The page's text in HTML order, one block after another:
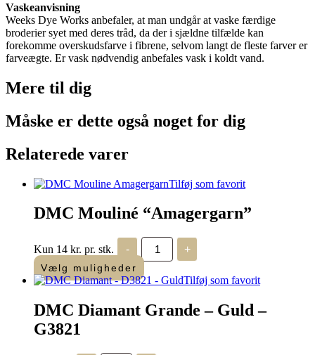
Vaskeanvisning
Weeks Dye Works anbefaler, at man undgår at vaske færdige
broderier syet med deres tråd, da der i sjældne tilfælde kan
forekomme overskudsfarve i fibrene, selvom langt de fleste farver er
farveægte. Er vask nødvendig anbefales vask i koldt vand.
Mere til dig
Måske er dette også noget for dig
Relaterede varer
Tilføj som favorit
DMC Mouliné “Amagergarn”
Kun 14 kr. pr. stk. -
DMC
Mouliné
"Amagergarn"
antal
+
Vælg muligheder
Tilføj som favorit
DMC Diamant Grande – Guld –
G3821